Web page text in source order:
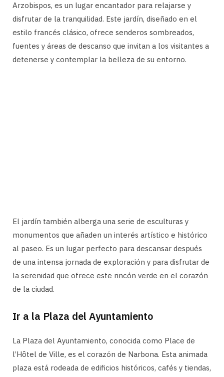
Arzobispos, es un lugar encantador para relajarse y
disfrutar de la tranquilidad. Este jardín, diseñado en el
estilo francés clásico, ofrece senderos sombreados,
fuentes y áreas de descanso que invitan a los visitantes a
detenerse y contemplar la belleza de su entorno.
El jardín también alberga una serie de esculturas y
monumentos que añaden un interés artístico e histórico
al paseo. Es un lugar perfecto para descansar después
de una intensa jornada de exploración y para disfrutar de
la serenidad que ofrece este rincón verde en el corazón
de la ciudad.
Ir a la Plaza del Ayuntamiento
La Plaza del Ayuntamiento, conocida como Place de
l’Hôtel de Ville, es el corazón de Narbona. Esta animada
plaza está rodeada de edificios históricos, cafés y tiendas,